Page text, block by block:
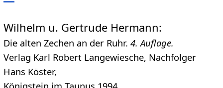
Wilhelm u. Gertrude Hermann:
Die alten Zechen an der Ruhr. 4. Auflage.
Verlag Karl Robert Langewiesche, Nachfolger
Hans Köster,